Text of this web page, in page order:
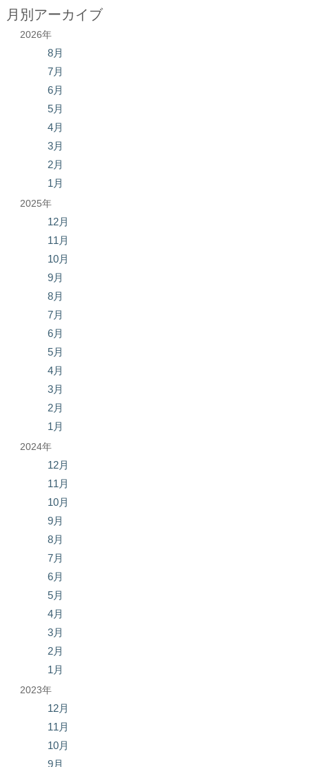
月別アーカイブ
2026年
8月
7月
6月
5月
4月
3月
2月
1月
2025年
12月
11月
10月
9月
8月
7月
6月
5月
4月
3月
2月
1月
2024年
12月
11月
10月
9月
8月
7月
6月
5月
4月
3月
2月
1月
2023年
12月
11月
10月
9月